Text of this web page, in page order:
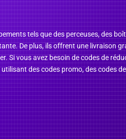
tels que des perceuses, des
De plus, ils offrent une livraison
Si vous avez besoin de codes de
des codes promo, des codes